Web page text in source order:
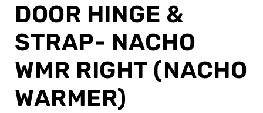
DOOR HINGE &
STRAP- NACHO
WMR RIGHT (NACHO
WARMER)